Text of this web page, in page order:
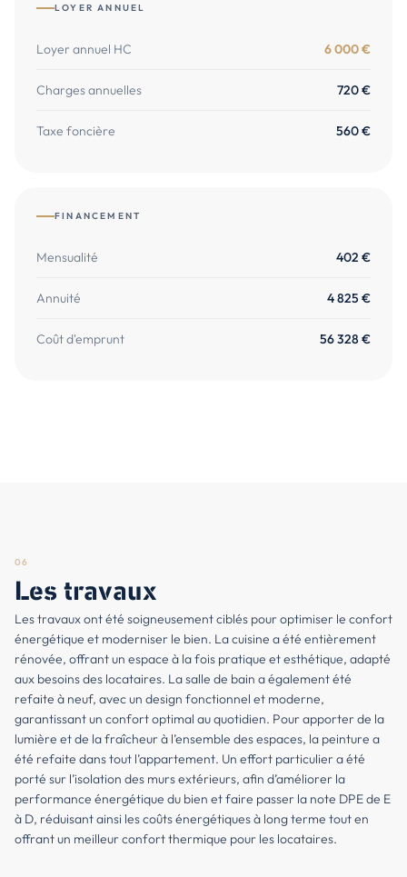
LOYER ANNUEL
Loyer annuel HC 6 000€
Charges annuelles 720€
Taxe foncière 560€
FINANCEMENT
Mensualité 402 €
Annuité 4 825 €
Coût d'emprunt 56 328 €
06
Les travaux
Les travaux ont été soigneusement ciblés pour optimiser le confort
énergétique et moderniser le bien. La cuisine a été entièrement
rénovée, offrant un espace à la fois pratique et esthétique, adapté
aux besoins des locataires. La salle de bain a également été
refaite à neuf, avec un design fonctionnel et moderne,
garantissant un confort optimal au quotidien. Pour apporter de la
lumière et de la fraîcheur à l’ensemble des espaces, la peinture a
été refaite dans tout l’appartement. Un effort particulier a été
porté sur l’isolation des murs extérieurs, afin d’améliorer la
performance énergétique du bien et faire passer la note DPE de E
à D, réduisant ainsi les coûts énergétiques à long terme tout en
offrant un meilleur confort thermique pour les locataires.